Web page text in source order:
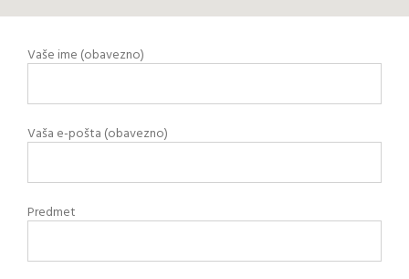
Vaše ime (obavezno)
Vaša e-pošta (obavezno)
Predmet